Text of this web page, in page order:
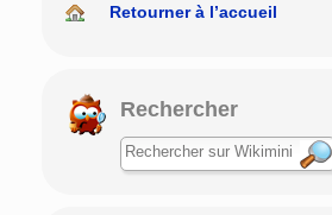
Retourner à l’accueil
Rechercher